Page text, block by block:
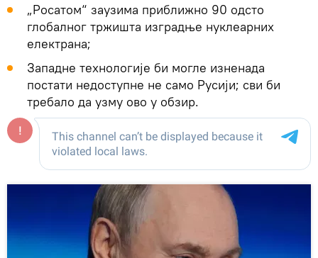
„Росатом“ заузима приближно 90 одсто
глобалног тржишта изградње нуклеарних
електрана;
Западне технологије би могле изненада
постати недоступне не само Русији; сви би
требало да узму ово у обзир.